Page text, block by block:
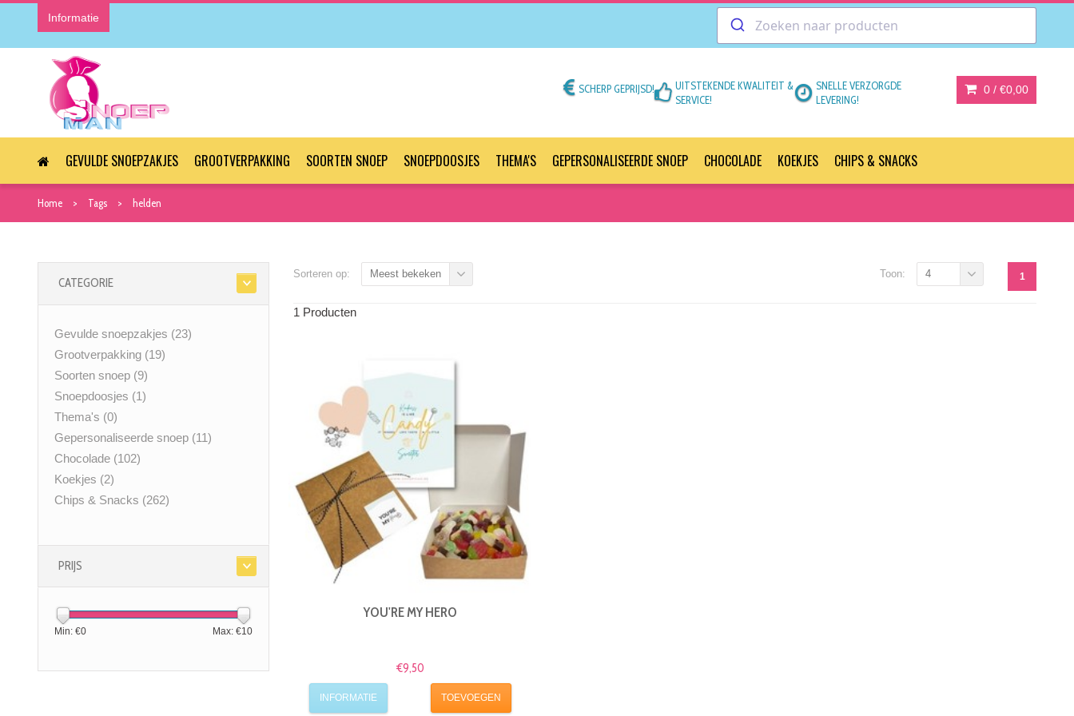
Informatie
SCHERP GEPRIJSD!
UITSTEKENDE KWALITEIT &
SERVICE!
SNELLE VERZORGDE
LEVERING!
0 / €0,00
GEVULDE SNOEPZAKJES GROOTVERPAKKING SOORTEN SNOEP SNOEPDOOSJES THEMA'S GEPERSONALISEERDE SNOEP CHOCOLADE KOEKJES CHIPS & SNACKS
Home Tags helden
CATEGORIE
Gevulde snoepzakjes (23)
Grootverpakking (19)
Soorten snoep (9)
Snoepdoosjes (1)
Thema's (0)
Gepersonaliseerde snoep (11)
Chocolade (102)
Koekjes (2)
Chips & Snacks (262)
PRIJS
Min: €0 Max: €10
Sorteren op: Meest bekeken 1
Toon: 4
1 Producten
YOU'RE MY HERO
€9,50
INFORMATIE TOEVOEGEN